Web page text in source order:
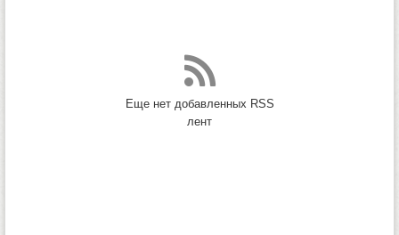
Еще нет добавленных RSS
лент